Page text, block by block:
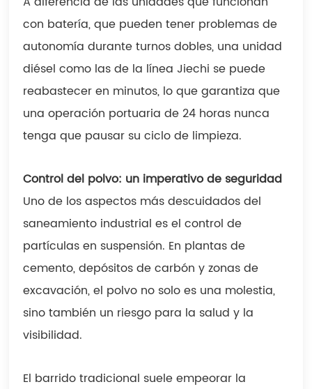
con batería, que pueden tener problemas de
autonomía durante turnos dobles, una unidad
diésel como las de la línea Jiechi se puede
reabastecer en minutos, lo que garantiza que
una operación portuaria de 24 horas nunca
tenga que pausar su ciclo de limpieza.
Control del polvo: un imperativo de seguridad
Uno de los aspectos más descuidados del
saneamiento industrial es el control de
partículas en suspensión. En plantas de
cemento, depósitos de carbón y zonas de
excavación, el polvo no solo es una molestia,
sino también un riesgo para la salud y la
visibilidad.
El barrido tradicional suele empeorar la